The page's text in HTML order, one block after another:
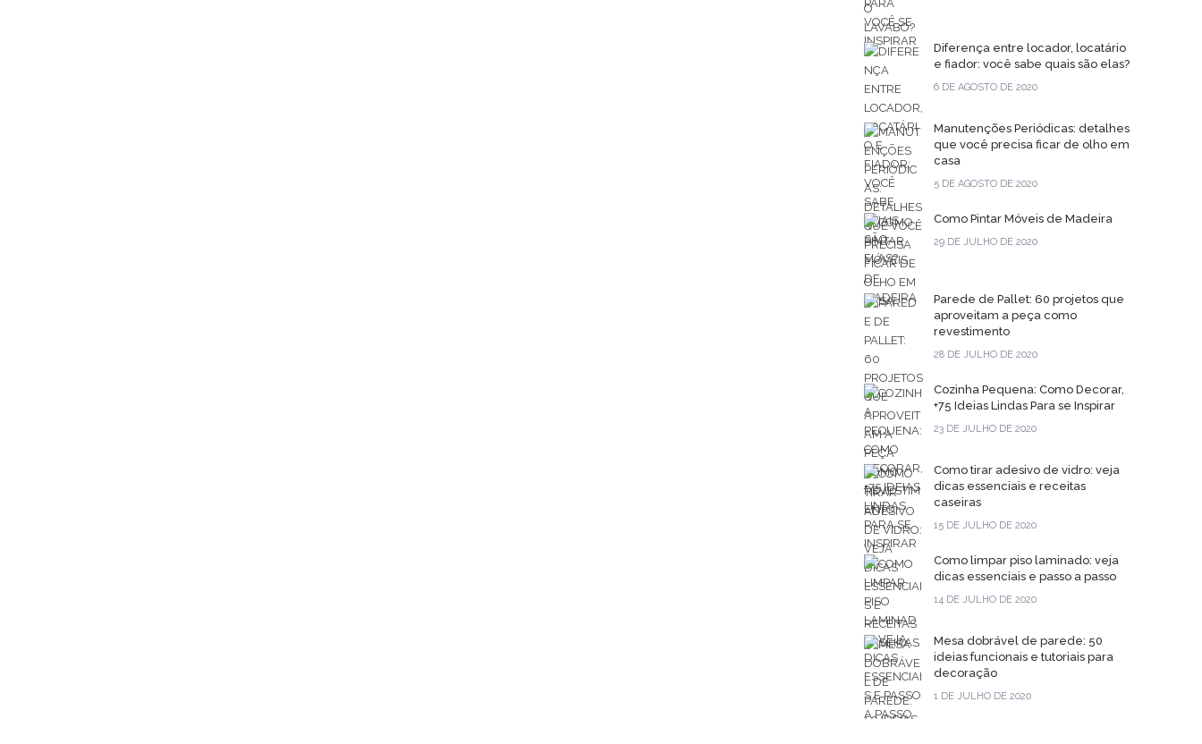
Diferença entre locador, locatário
e fiador: você sabe quais são elas?
6 DE AGOSTO DE 2020
Manutenções Periódicas: detalhes
que você precisa ficar de olho em
casa
5 DE AGOSTO DE 2020
Como Pintar Móveis de Madeira
29 DE JULHO DE 2020
Parede de Pallet: 60 projetos que
aproveitam a peça como
revestimento
28 DE JULHO DE 2020
Cozinha Pequena: Como Decorar,
+75 Ideias Lindas Para se Inspirar
23 DE JULHO DE 2020
Como tirar adesivo de vidro: veja
dicas essenciais e receitas
caseiras
15 DE JULHO DE 2020
Como limpar piso laminado: veja
dicas essenciais e passo a passo
14 DE JULHO DE 2020
Mesa dobrável de parede: 50
ideias funcionais e tutoriais para
decoração
1 DE JULHO DE 2020